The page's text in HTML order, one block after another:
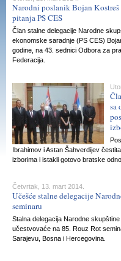
Narodni poslanik Bojan
pitanja PS CES
Član stalne delegacije Narodne
ekonomske saradnje (PS CES)
godine, na 43. sednici Odbora za
Federacija.
sa
Ibrahimov i Astan Šahverdijev
izborima i istakli gotovo bratske
Četvrtak, 13. mart 2014.
Učešće stalne delegacije
seminaru
Stalna delegacija Narodne
učestvovaće na 85. Rouz Rot
Sarajevu, Bosna i Hercegovina.